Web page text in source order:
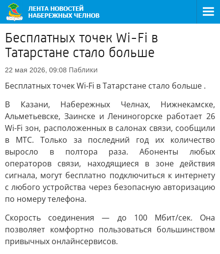
Бесплатных точек Wi-Fi в
Татарстане стало больше
22 мая 2026, 09:08 Паблики
Бесплатных точек Wi-Fi в Татарстане стало больше .
В Казани, Набережных Челнах, Нижнекамске,
Альметьевске, Заинске и Лениногорске работает 26
Wi-Fi зон, расположенных в салонах связи, сообщили
в МТС. Только за последний год их количество
выросло в полтора раза. Абоненты любых
операторов связи, находящиеся в зоне действия
сигнала, могут бесплатно подключиться к интернету
с любого устройства через безопасную авторизацию
по номеру телефона.
Скорость соединения — до 100 Мбит/сек. Она
позволяет комфортно пользоваться большинством
привычных онлайнсервисов.